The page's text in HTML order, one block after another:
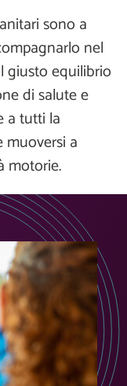
sono a
nel
giusto equilibrio
di salute e
a tutti la
muoversi a
motorie.